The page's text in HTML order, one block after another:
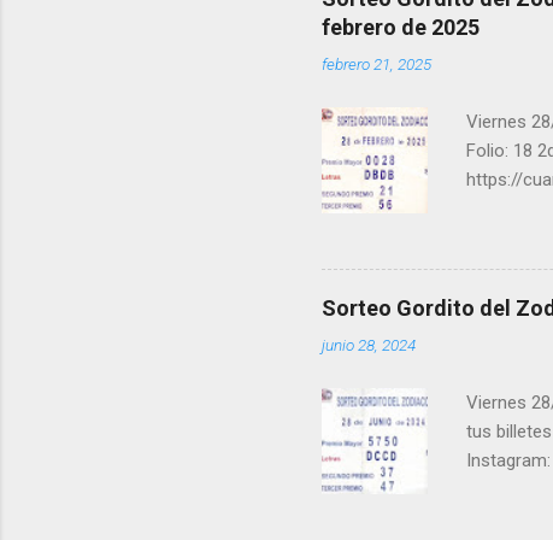
febrero de 2025
febrero 21, 2025
Viernes
Folio: 18
https://
una forma
los
Sorteo Gordito del
junio 28, 2024
Viernes
tus